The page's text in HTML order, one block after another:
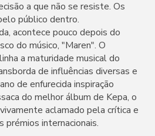
a que não se resiste. Os
público dentro.
acontece pouco depois do
do músico, "Maren". O
a maturidade musical do
de influências diversas e
de enfurecida inspiração
do melhor álbum de Kepa, o
aclamado pela crítica e
prémios internacionais.